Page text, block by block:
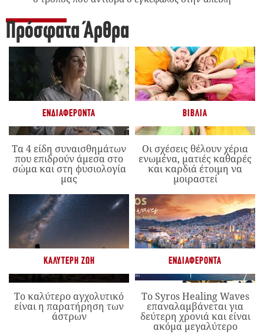
Πρόσφατα Άρθρα
ΕΝΔΙΑΦΈΡΟΝΤΑ
Τα 4 είδη συναισθημάτων
που επιδρούν άμεσα στο
σώμα και στη φυσιολογία
μας
ΒΙΒΛΊΑ
Οι σχέσεις θέλουν χέρια
ενωμένα, ματιές καθαρές
και καρδιά έτοιμη να
μοιραστεί
ΚΑΛΎΤΕΡΗ ΖΩΉ
Το καλύτερο αγχολυτικό
είναι η παρατήρηση των
άστρων
ΕΝΔΙΑΦΈΡΟΝΤΑ
Το Syros Healing Waves
επαναλαμβάνεται για
δεύτερη χρονιά και είναι
ακόμα μεγαλύτερο